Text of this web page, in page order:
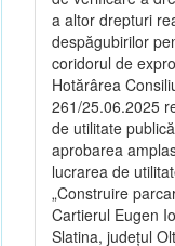
a altor drepturi
despăgubirilor
coridorul de
Hotărârea
261/25.06.2025
de utilitate
aprobarea
lucrarea de
„Construire
Cartierul Eugen
Slatina, județul